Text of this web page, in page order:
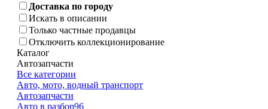
Доставка по городу
Искать в описании
Только частные продавцы
Отключить коллекционирование
Каталог
Автозапчасти
Все категории
Авто, мото, водный транспорт
Автозапчасти
Авто в разбор96